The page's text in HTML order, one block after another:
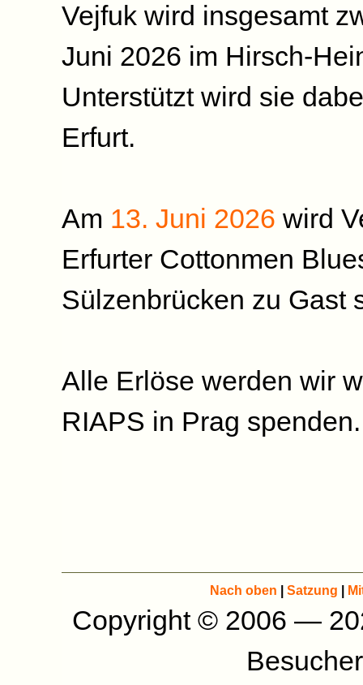
Vejfuk wird insgesamt
Juni 2026 im Hirsch-
Unterstützt wird sie
Erfurt.
Am 13. Juni 2026 wird
Erfurter Cottonmen
Sülzenbrücken zu Gast
Alle Erlöse werden wir
RIAPS in Prag spenden.
Nach oben |Satzung
Copyright © 2006 —